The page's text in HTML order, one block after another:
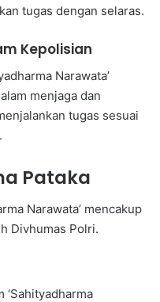
tugas dengan selaras.
Kepolisian
Narawata’
menjaga dan
tugas sesuai
Pataka
Narawata’ mencakup
Divhumas Polri.